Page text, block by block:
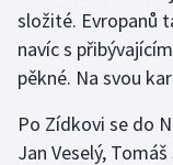
složité. Evropanů
navíc s
pěkné. Na svou
Po Zídkovi se do
Jan Veselý,